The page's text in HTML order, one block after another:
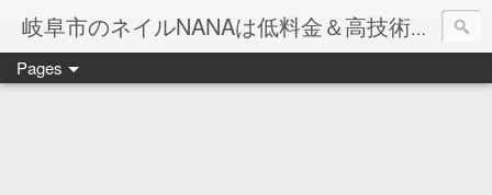
岐阜市のネイルNANAは低料金＆高技術のお店
ネイル岐阜市NANAです♪♪
Pages